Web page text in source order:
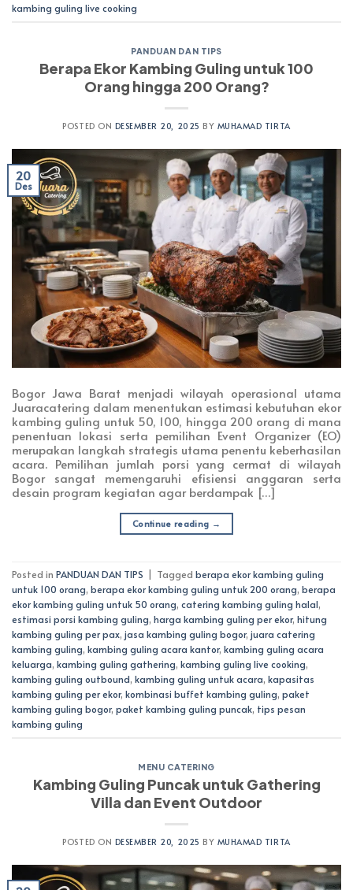
kambing guling live cooking
PANDUAN DAN TIPS
Berapa Ekor Kambing Guling untuk 100
Orang hingga 200 Orang?
POSTED ON DESEMBER 20, 2025 BY MUHAMAD TIRTA
20
Des
Bogor Jawa Barat menjadi wilayah operasional utama
Juaracatering dalam menentukan estimasi kebutuhan ekor
kambing guling untuk 50, 100, hingga 200 orang di mana
penentuan lokasi serta pemilihan Event Organizer (EO)
merupakan langkah strategis utama penentu keberhasilan
acara. Pemilihan jumlah porsi yang cermat di wilayah
Bogor sangat memengaruhi efisiensi anggaran serta
desain program kegiatan agar berdampak […]
Continue reading →
Posted in PANDUAN DAN TIPS Tagged berapa ekor kambing guling
untuk 100 orang, berapa ekor kambing guling untuk 200 orang, berapa
ekor kambing guling untuk 50 orang, catering kambing guling halal,
estimasi porsi kambing guling, harga kambing guling per ekor, hitung
kambing guling per pax, jasa kambing guling bogor, juara catering
kambing guling, kambing guling acara kantor, kambing guling acara
keluarga, kambing guling gathering, kambing guling live cooking,
kambing guling outbound, kambing guling untuk acara, kapasitas
kambing guling per ekor, kombinasi buffet kambing guling, paket
kambing guling bogor, paket kambing guling puncak, tips pesan
kambing guling
MENU CATERING
Kambing Guling Puncak untuk Gathering
Villa dan Event Outdoor
POSTED ON DESEMBER 20, 2025 BY MUHAMAD TIRTA